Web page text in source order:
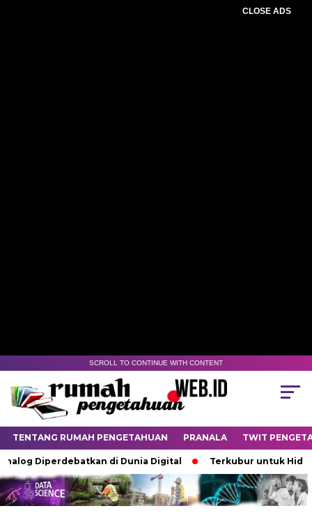
CLOSE ADS
SCROLL TO CONTINUE WITH CONTENT
TENTANG RUMAH PENGETAHUAN PRANALA TWIT
Diperdebatkan di Dunia Digital Terkubur untuk Hidup